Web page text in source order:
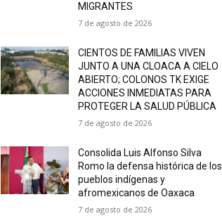
MIGRANTES
7 de agosto de 2026
CIENTOS DE FAMILIAS VIVEN
JUNTO A UNA CLOACA A CIELO
ABIERTO; COLONOS TK EXIGE
ACCIONES INMEDIATAS PARA
PROTEGER LA SALUD PÚBLICA
7 de agosto de 2026
Consolida Luis Alfonso Silva
Romo la defensa histórica de los
pueblos indígenas y
afromexicanos de Oaxaca
7 de agosto de 2026